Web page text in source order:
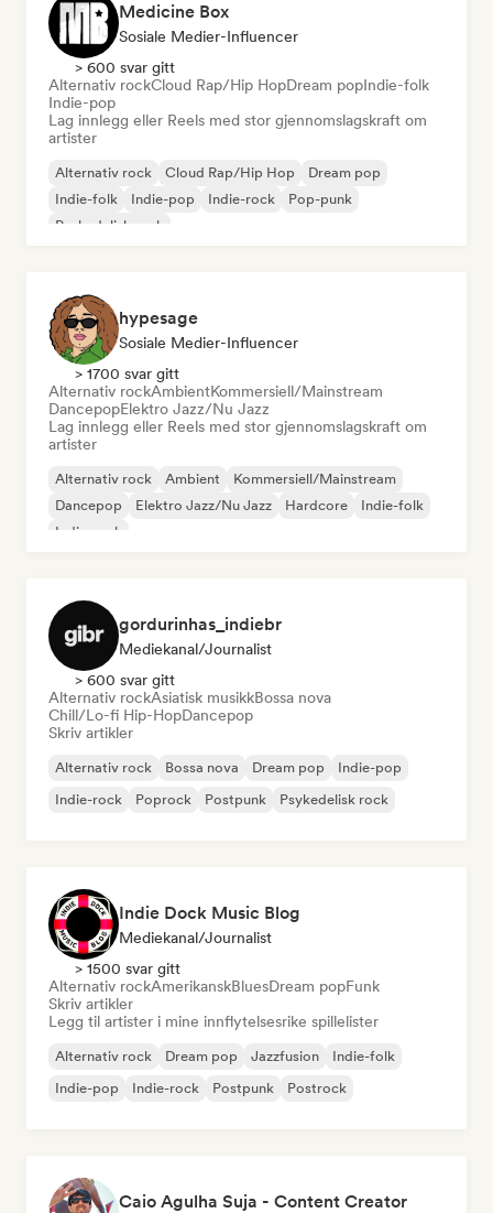
Medicine Box
Sosiale Medier-Influencer
> 600 svar gitt
Alternativ rockCloud Rap/Hip HopDream popIndie-folk
Indie-pop
Lag innlegg eller Reels med stor gjennomslagskraft om
artister
Alternativ rock Cloud Rap/Hip Hop
Dream pop
Indie-folk
Indie-pop Indie-rock
Pop-punk
Psykedelisk rock
hypesage
Sosiale Medier-Influencer
> 1700 svar gitt
Alternativ rockAmbientKommersiell/Mainstream
DancepopElektro Jazz/Nu Jazz
Lag innlegg eller Reels med stor gjennomslagskraft om
artister
Alternativ rock Ambient
Kommersiell/Mainstream
Dancepop
Elektro Jazz/Nu Jazz Hardcore
Indie-folk
Indie-rock
gordurinhas_indiebr
Mediekanal/journalist
> 600 svar gitt
Alternativ rockAsiatisk musikkBossa nova
Chill/Lo-fi Hip-HopDancepop
Skriv artikler
Alternativ rock Bossa nova Dream pop
Indie-pop
Indie-rock
Poprock Postpunk Psykedelisk rock
Indie Dock Music Blog
Mediekanal/journalist
> 1500 svar gitt
Alternativ rockAmerikanskBluesDream popFunk
Skriv artikler
Legg til artister i mine innflytelsesrike spillelister
Alternativ rock Dream pop Jazzfusion
Indie-folk
Indie-pop
Indie-rock Postpunk Postrock
Caio Agulha Suja - Content Creator